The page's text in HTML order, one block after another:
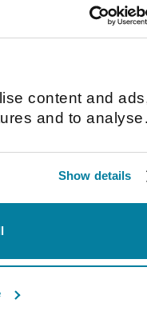
content and
and to analyse
media,
combine it with
Show details